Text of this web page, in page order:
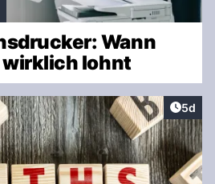
Wann
wirklich lohnt
5d